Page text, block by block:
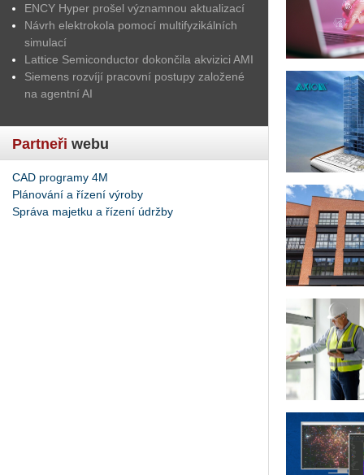
ENCY Hyper prošel významnou aktualizací
Návrh elektrokola pomocí multifyzikálních
simulací
Lattice Semiconductor dokončila akvizici AMI
Siemens rozvíjí pracovní postupy založené
na agentní AI
Partneři webu
CAD programy 4M
Plánování a řízení výroby
Správa majetku a řízení údržby